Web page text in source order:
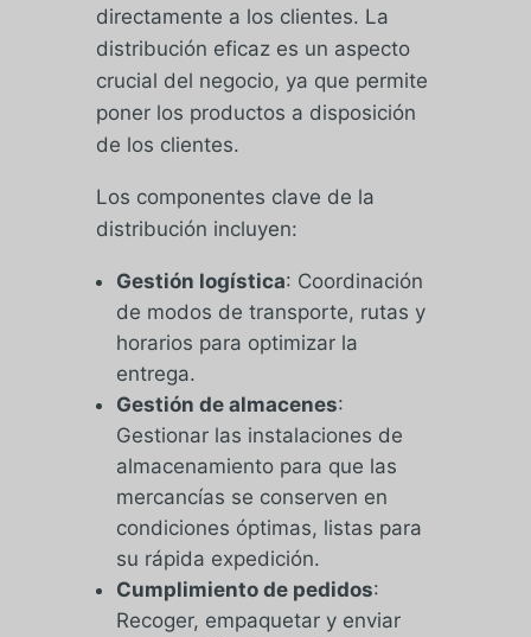
directamente a los clientes. La
distribución eficaz es un aspecto
crucial del negocio, ya que permite
poner los productos a disposición
de los clientes.
Los componentes clave de la
distribución incluyen:
Gestión logística: Coordinación
de modos de transporte, rutas y
horarios para optimizar la
entrega.
Gestión de almacenes:
Gestionar las instalaciones de
almacenamiento para que las
mercancías se conserven en
condiciones óptimas, listas para
su rápida expedición.
Cumplimiento de pedidos:
Recoger, empaquetar y enviar